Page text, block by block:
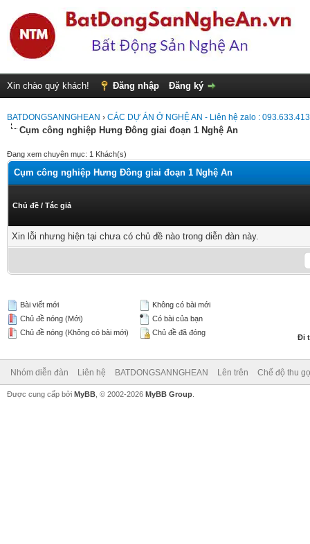
Xin chào quý khách! Đăng nhập Đăng ký
BATDONGSANNGHEAN › CÁC DỰ ÁN Ở NGHỆ AN - Liên hệ zalo :
Cụm công nghiệp Hưng Đông giai đoạn 1 Nghệ An
Đang xem chuyên mục: 1 Khách(s)
Cụm công nghiệp Hưng Đông giai đoạn 1 Nghệ An
Chủ đề / Tác giả
Xin lỗi nhưng hiện tại chưa có chủ đề nào trong diễn đàn này.
Bài viết mới
Chủ đề nóng (Mới)
Chủ đề nóng (Không có bài mới)
Không có bài mới
Có bài của bạn
Chủ đề đã đóng
Đi
Nhóm diễn đàn Liên hệ BATDONGSANNGHEAN Lên trên Chế độ thu
Được cung cấp bởi MyBB , © 2002-2026 MyBB Group